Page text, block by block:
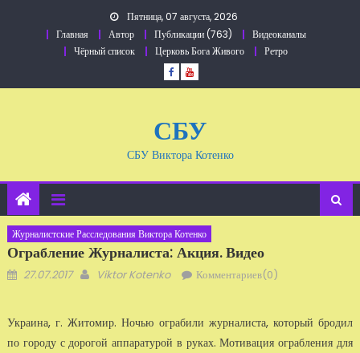
Пятница, 07 августа, 2026
Главная
Автор Публикации (763)
Видеоканалы
Чёрный список
Церковь Бога Живого Ретро
СБУ
СБУ Виктора Котенко
Журналистские Расследования Виктора Котенко
Ограбление Журналиста: Акция. Видео
Добавлено
27.07.2017 Автор
Viktor Kotenko Комментариев(0)
Украина, г. Житомир. Ночью ограбили журналиста, который бродил
по городу с дорогой аппаратурой в руках. Мотивация ограбления для